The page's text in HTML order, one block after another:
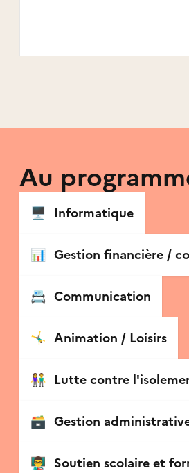
Au
🖥 Informatique
📊 Gestion financière /
📇 Communication
🤸‍♂️ Animation / Loisirs
👫 Lutte contre
🗃 Gestion
👨‍🏫 Soutien scolaire et